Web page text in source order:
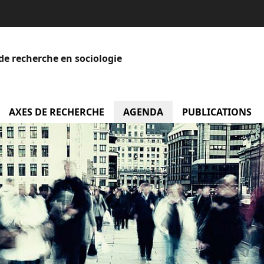
recherche en sociologie
menu Equipe
AXES DE RECHERCHE AGENDA menu Agenda
PUBLICATIONS